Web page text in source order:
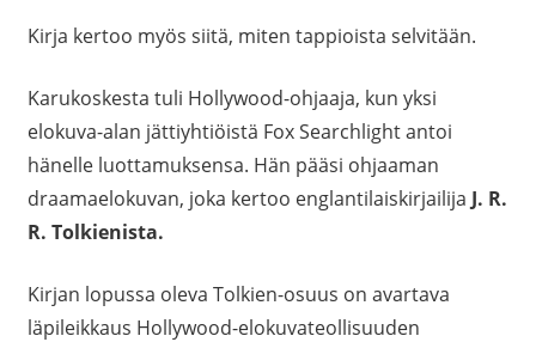
Kirja kertoo myös siitä, miten tappioista selvitään.
Karukoskesta tuli Hollywood-ohjaaja, kun yksi
elokuva-alan jättiyhtiöistä Fox Searchlight antoi
hänelle luottamuksensa. Hän pääsi ohjaaman
draamaelokuvan, joka kertoo englantilaiskirjailija J. R.
R. Tolkienista.
Kirjan lopussa oleva Tolkien-osuus on avartava
läpileikkaus Hollywood-elokuvateollisuuden